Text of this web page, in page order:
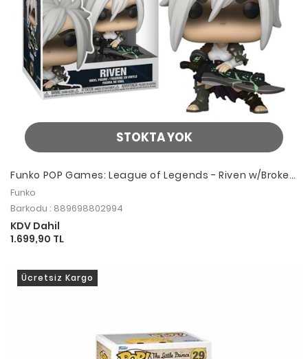
STOKTA YOK
Funko POP Games: League of Legends - Riven w/Broken
Blade
Funko
Barkodu : 889698802994
KDV Dahil
1.699,90 TL
Ücretsiz Kargo